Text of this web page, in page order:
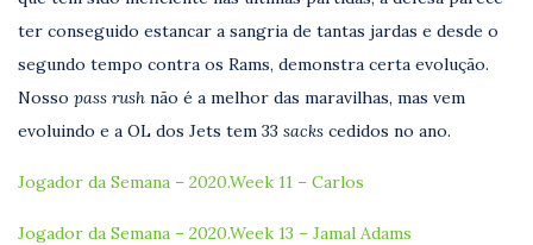
ter conseguido estancar a sangria de tantas jardas e desde o
segundo tempo contra os Rams, demonstra certa evolução.
Nosso pass rush não é a melhor das maravilhas, mas vem
evoluindo e a OL dos Jets tem 33 sacks cedidos no ano.
Jogador da Semana – 2020.Week 11 – Carlos
Jogador da Semana – 2020.Week 13 – Jamal Adams